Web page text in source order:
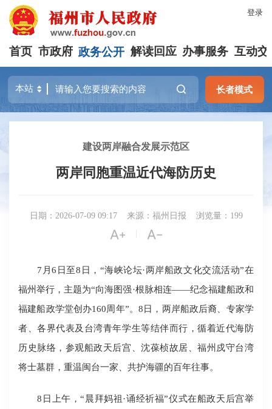
登录
首页 市政府 政务公开 解读回应 办事服务 互动交
长者模式
建设两岸融合发展示范区
两岸同胞重温近代海防历史
日期：2026-07-09 09:17 来源：福州日报 浏览量：199
 | 
7月6日至8日，“海峡论坛·两岸船政文化交流活动”在
福州举行，主题为“向海图强·根脉相连——纪念福建船政和
福建船政学堂创办160周年”。8日，两岸船政后裔、专家学
者、各界代表及台湾青年学生等结伴而行，循着近代海防
历史脉络，参观船政天后宫、沈葆桢故居、福州戍守台湾
将士墓群，重温闽台一家、共护海疆的百年往事。
8日上午，“晨拜妈祖·诵经祈福”仪式在船政天后宫举